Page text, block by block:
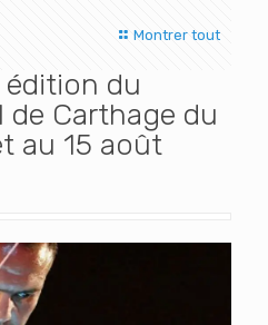
Montrer tout
du
de Carthage du
au 15 août